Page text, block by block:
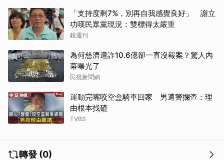
「支持度剩7%，別再自我感覺良好」 謝立
功嘆民眾黨現況：雙標得太嚴重
鏡週刊
為何慈濟遭詐10.6億卻一直沒報案？驚人內
幕曝光了
民視新聞網
運動完嘴咬空盒騎車回家 男遭警攔查：理
由根本找碴
TVBS
轉發 (0)